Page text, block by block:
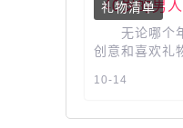
礼物清单
40岁的男
无论哪个年
创意和喜欢礼
礼物这么多，
10-14